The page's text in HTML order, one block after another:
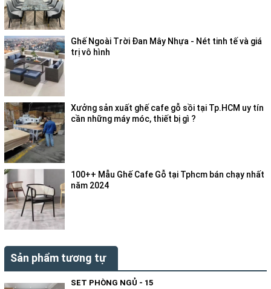
Ghế Ngoài Trời Đan Mây Nhựa - Nét tinh tế và giá
trị vô hình
Xưởng sản xuất ghế cafe gỗ sồi tại Tp.HCM uy tín
cần những máy móc, thiết bị gì ?
100++ Mẫu Ghế Cafe Gỗ tại Tphcm bán chạy nhất
năm 2024
Sản phẩm tương tự
SET PHÒNG NGỦ - 15